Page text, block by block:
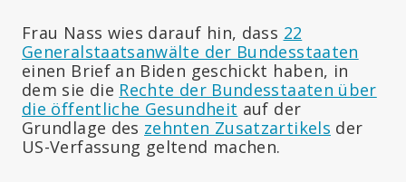
Frau Nass wies darauf hin, dass 22
Generalstaatsanwälte der Bundesstaaten
einen Brief an Biden geschickt haben, in
dem sie die Rechte der Bundesstaaten über
die öffentliche Gesundheit auf der
Grundlage des zehnten Zusatzartikels der
US-Verfassung geltend machen.